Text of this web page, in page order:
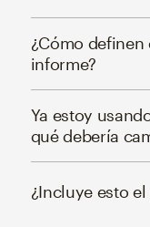
¿Cómo definen
informe?
Ya estoy
qué debería
¿Incluye esto